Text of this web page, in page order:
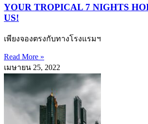
YOUR TROPICAL 7 NIGHTS
US!
เพียงจองตรงกับทางโรงแรมฯ
Read More »
เมษายน 25, 2022